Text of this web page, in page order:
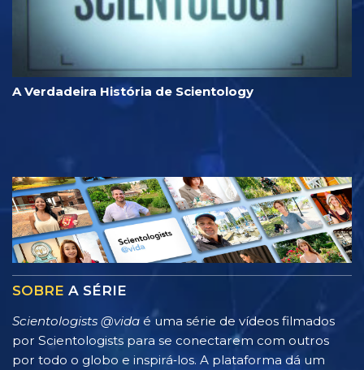
A Verdadeira História de Scientology
SOBRE A SÉRIE
Scientologists @vida é uma série de vídeos filmados
por Scientologists para se conectarem com outros
por todo o globo e inspirá‑los. A plataforma dá um